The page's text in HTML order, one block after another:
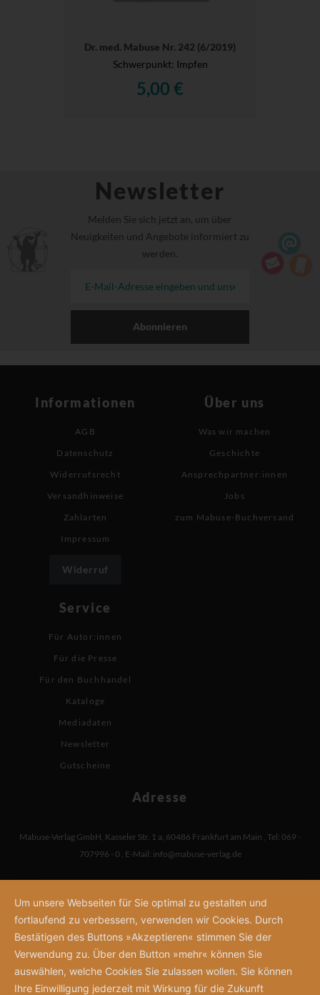
Dr. med. Mabuse Nr. 242 (6/2019)
Schwerpunkt: Impfen
5,00 €
Newsletter
Melden Sie sich jetzt an, um über
Neuigkeiten und Angebote informiert zu
werden.
Abonnieren
Informationen
AGB
Datenschutz
Widerrufsrecht
Versandhinweise
Zahlarten
Impressum
Widerruf
Über uns
Was wir machen
Geschichte
Ansprechpartner:innen
Jobs
zum Mabuse-Buchversand
Service
Für Autor:innen
Für die Presse
Für den Buchhandel
Kataloge
Mediadaten
Newsletter
Gutscheine
Adresse
Mabuse-Verlag GmbH Kasseler Str. 1 a 60486 Frankfurt am Main Tel: 069 -
707996 - 0 E-Mail: info@mabuse-verlag.de
Um unsere Webseiten für Sie optimal zu gestalten und
fortlaufend zu verbessern, verwenden wir Cookies. Durch
Bestätigen des Buttons »Akzeptieren« stimmen Sie der
Verwendung zu. Über den Button »mehr« können Sie
auswählen, welche Cookies Sie zulassen wollen. Sie können
Ihre Einwilligung jederzeit mit Wirkung für die Zukunft